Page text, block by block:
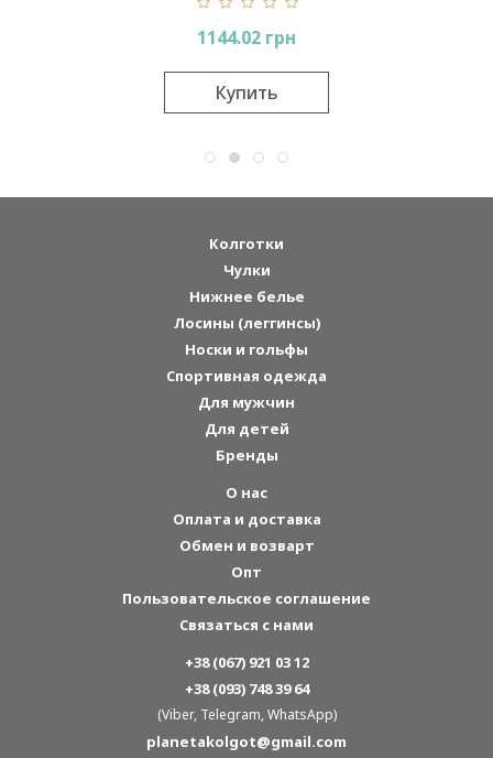
1144.02 грн
Купить
Колготки
Чулки
Нижнее белье
Лосины (леггинсы)
Носки и гольфы
Спортивная одежда
Для мужчин
Для детей
Бренды
О нас
Оплата и доставка
Обмен и возварт
Опт
Пользовательское соглашение
Связаться с нами
+38 (067) 921 03 12
+38 (093) 748 39 64
(Viber, Telegram, WhatsApp)
planetakolgot@gmail.com